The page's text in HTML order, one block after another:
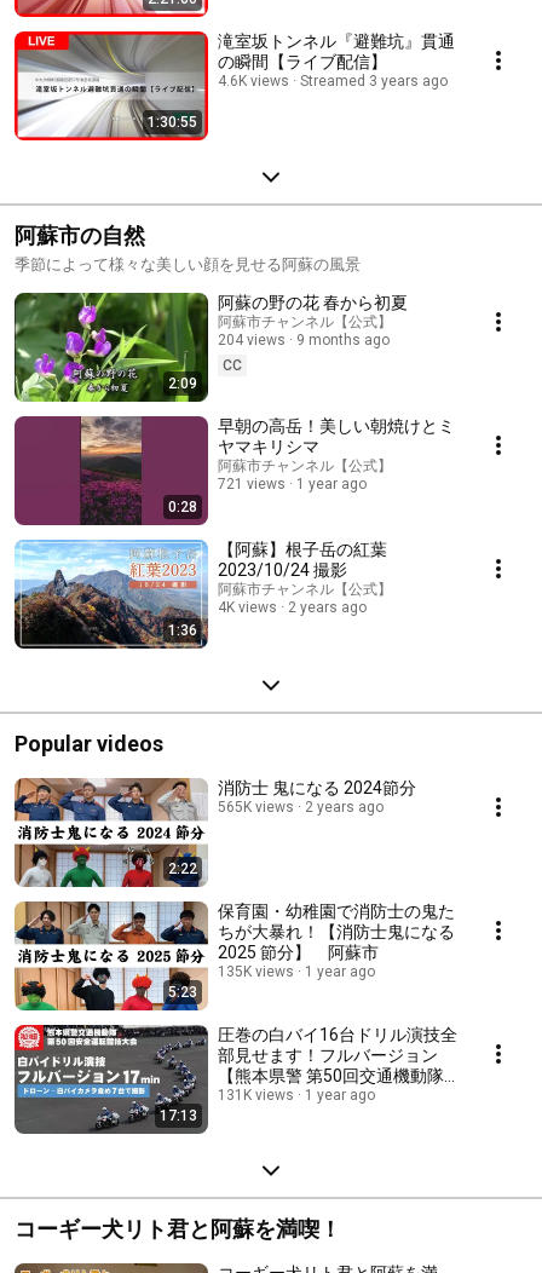
1:30:55
滝室坂トンネル『避難坑』貫通
の瞬間【ライブ配信】
4.6K views Streamed 3 years ago
阿蘇市の自然
季節によって様々な美しい顔を見せる阿蘇の風景
2:09
阿蘇の野の花 春から初夏
阿蘇市チャンネル【公式】
204 views
9 months ago
CC
0:28
早朝の高岳！美しい朝焼けとミ
ヤマキリシマ
阿蘇市チャンネル【公式】
721 views
1 year ago
1:36
【阿蘇】根子岳の紅葉
2023/10/24 撮影
阿蘇市チャンネル【公式】
4K views
2 years ago
Popular videos
2:22
消防士 鬼になる 2024節分
565K views 2 years ago
5:23
保育園・幼稚園で消防士の鬼た
ちが大暴れ！【消防士鬼になる
2025 節分】 阿蘇市
135K views 1 year ago
17:13
圧巻の白バイ16台ドリル演技全
部見せます！フルバージョン
【熊本県警 第50回交通機動隊
安全運転競技大会】
131K views 1 year ago
コーギー犬リト君と阿蘇を満喫！